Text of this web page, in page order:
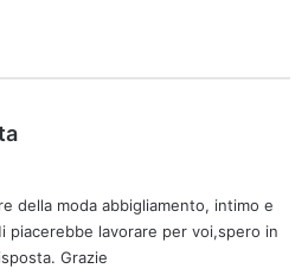
e
t
t
della moda abbigliamento, intimo e
piacerebbe lavorare per voi,spero in
Grazie